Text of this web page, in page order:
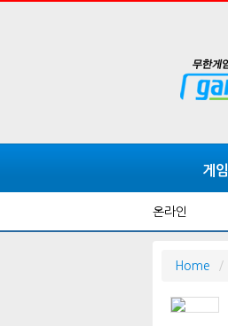
게임
온라인
Home